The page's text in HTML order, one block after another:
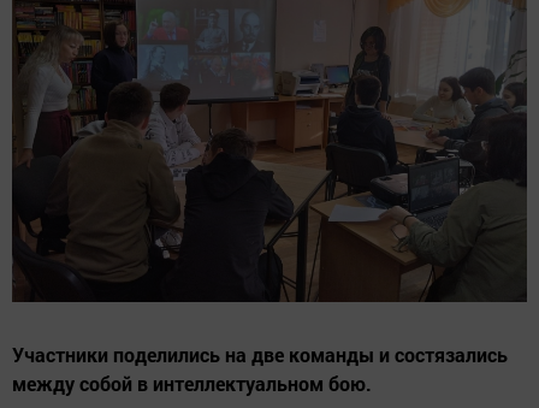
Участники поделились на две команды и состязались
между собой в интеллектуальном бою.